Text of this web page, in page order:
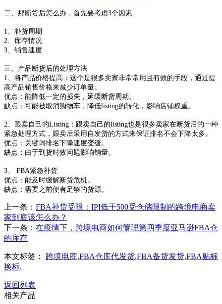
二、 那断货后怎么办，首先要考虑3个因素
1、补货周期
2、库存情况
3、销售速度
三、产品断货后的处理方法
1、将产品价格提高 ： 这个是很多卖家非常常用且有效的手段 ，通过提
高产品销售价格来减少订单量。
优点：能降低一定的损失，延缓断货周期。
缺点：可能被取消购物车，降低listing的转化，影响店铺权重。
2、跟卖自己的Listing：跟卖自己的listing也是很多卖家在断货后的一种
紧急处理方式，跟卖后采用自发货的方式来保证排名不会下降太多。
优点：关键词排名下降速度变缓。
缺点：由于到货时效问题影响销量。
3、 FBA紧急补货
优点：能及时缓解断货危机。
缺点：需要之前便有足够的货源。
上一条： FBA补货受限：IPI低于500受仓储限制的跨境电商卖
家到底该怎么办？
下一条： 在疫情下，跨境电商如何管理第四季度亚马逊FBA仓
的库存
本文标签： 跨境电商,FBA仓库代发货,FBA备货发货,FBA贴标
换标,
返回列表
相关产品